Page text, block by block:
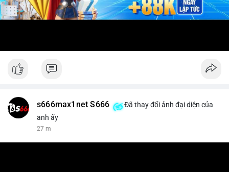
s666max1net S666
Đã thay đổi ảnh đại diện của
anh ấy
27 m